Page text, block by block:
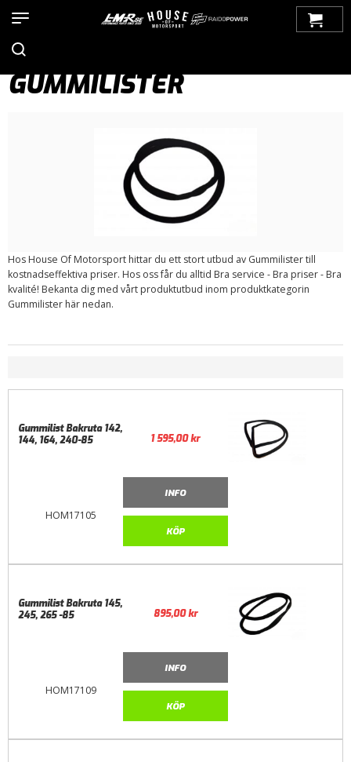
Karosseri>
Rutor/Gummilister
GUMMILISTER
Hos House Of Motorsport hittar du ett stort utbud av Gummilister till
kostnadseffektiva priser. Hos oss får du alltid Bra service - Bra priser - Bra
kvalité! Bekanta dig med vårt produktutbud inom produktkategorin
Gummilister här nedan.
HOM17105
Gummilist Bakruta 142,
144, 164, 240-85
1 595,00kr
INFO
KÖP
HOM17109
Gummilist Bakruta 145,
245, 265 -85
895,00kr
INFO
KÖP